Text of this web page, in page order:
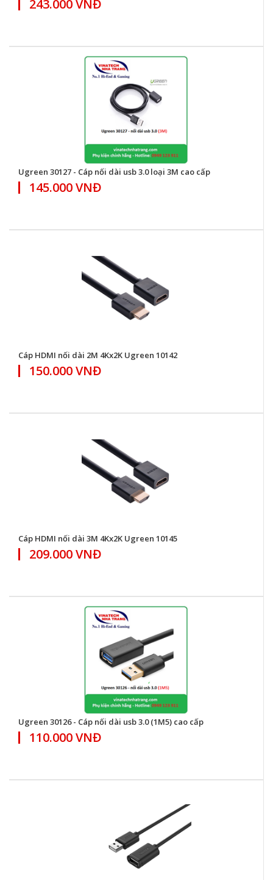
243.000 VNĐ
Ugreen 30127 - Cáp nối dài usb 3.0 loại 3M cao cấp
145.000 VNĐ
Cáp HDMI nối dài 2M 4Kx2K Ugreen 10142
150.000 VNĐ
Cáp HDMI nối dài 3M 4Kx2K Ugreen 10145
209.000 VNĐ
Ugreen 30126 - Cáp nối dài usb 3.0 (1M5) cao cấp
110.000 VNĐ